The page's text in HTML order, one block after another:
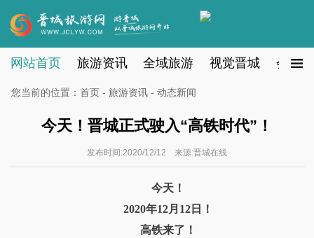
网站首页 旅游资讯 全域旅游 视觉晋城 会员
您当前的位置： 首页 - 旅游资讯 - 动态新闻
今天！晋城正式驶入“高铁时代”！
发布时间:2020/12/12 来源:晋城在线
今天！
2020年12月12日！
高铁来了！